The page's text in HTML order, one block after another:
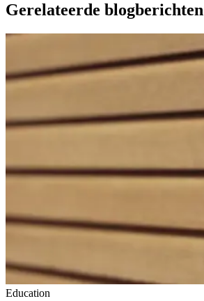
Gerelateerde blogberichten
Education